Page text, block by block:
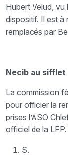
Hubert Velud, vu
dispositif. Il est à
remplacés par
Necib au sifflet
La commission
pour officier la
prises l’ASO
officiel de la
S.